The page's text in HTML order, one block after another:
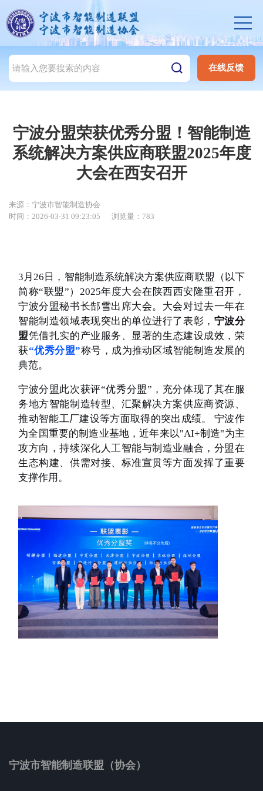
在线反馈
宁波分盟荣获优秀分盟！智能制造
系统解决方案供应商联盟2025年度
大会在西安召开
来源：宁波市智能制造协会
时间：2026-03-31 09:23:05
浏览量：783
3月26日，智能制造系统解决方案供应商联盟（以下
简称“联盟”）2025年度大会在陕西西安隆重召开，
宁波分盟秘书长郜雪出席大会。大会对过去一年在
智能制造领域表现突出的单位进行了表彰， 宁波分
盟凭借扎实的产业服务、显著的生态建设成效，荣
获“优秀分盟”称号，成为推动区域智能制造发展的
典范。
宁波分盟此次获评“优秀分盟”，充分体现了其在服
务地方智能制造转型、汇聚解决方案供应商资源、
推动智能工厂建设等方面取得的突出成绩。 宁波作
为全国重要的制造业基地，近年来以"AI+制造"为主
攻方向，持续深化人工智能与制造业融合，分盟在
生态构建、供需对接、标准宣贯等方面发挥了重要
支撑作用。
宁波市智能制造联盟（协会）